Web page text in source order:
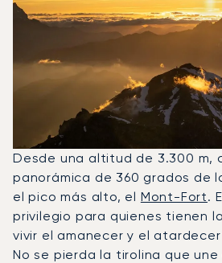
Desde una altitud de 3.300 m,
panorámica de 360 grados de
el pico más alto, el Mont-Fort.
privilegio para quienes tienen
vivir el amanecer y el
No se pierda la tirolina que